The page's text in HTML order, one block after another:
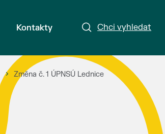
Chci vyhledat
Kontakty
Změna č. 1 ÚPNSÚ Lednice